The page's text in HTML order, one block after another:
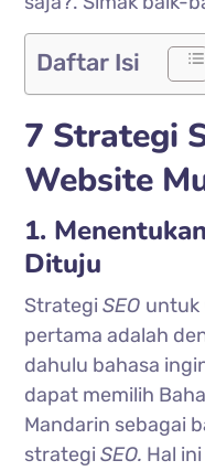
Daftar Isi
7 Strategi
Website
1.
Dituju
StrategiSEO untuk
pertama adalah
dahulu bahasa
dapat memilih
Mandarin sebagai
strategiSEO. Hal